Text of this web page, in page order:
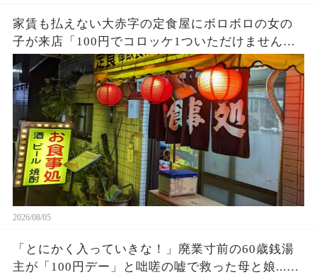
家賃も払えない大赤字の定食屋にボロボロの女の
子が来店「100円でコロッケ1ついただけません
か？」ハンバーグ定食をご馳走し満腹になった少
女→後日、黒い高級車が次々に現れて…
2026/08/05
「とにかく入っていきな！」廃業寸前の60歳銭湯
主が「100円デー」と咄嗟の嘘で救った母と娘...お